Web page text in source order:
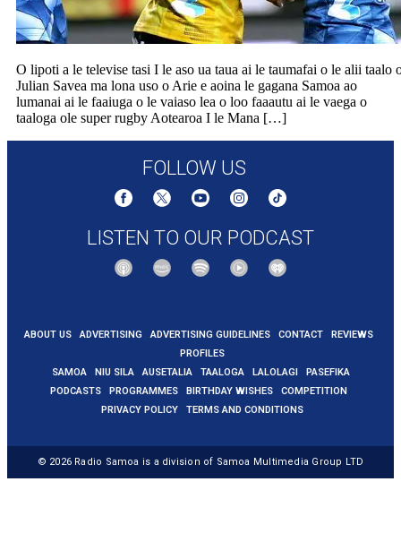
O lipoti a le televise tasi I le aso ua taua ai le taumafai o le alii taalo
Julian Savea ma lona uso o Arie e aoina le gagana Samoa ao
lumanai ai le faaiuga o le vaiaso lea o loo faaautu ai le vaega o
taaloga ole super rugby Aotearoa I le Mana […]
FOLLOW US
LISTEN TO OUR PODCAST
ABOUT US ADVERTISING ADVERTISING GUIDELINES CONTACT
REVIEWS
PROFILES
SAMOA
NIU SILA AUSETALIA TAALOGA LALOLAGI
PASEFIKA
PODCASTS
PROGRAMMES BIRTHDAY WISHES
COMPETITION
PRIVACY POLICY
TERMS AND CONDITIONS
© 2026 Radio Samoa is a division of Samoa Multimedia Group LTD